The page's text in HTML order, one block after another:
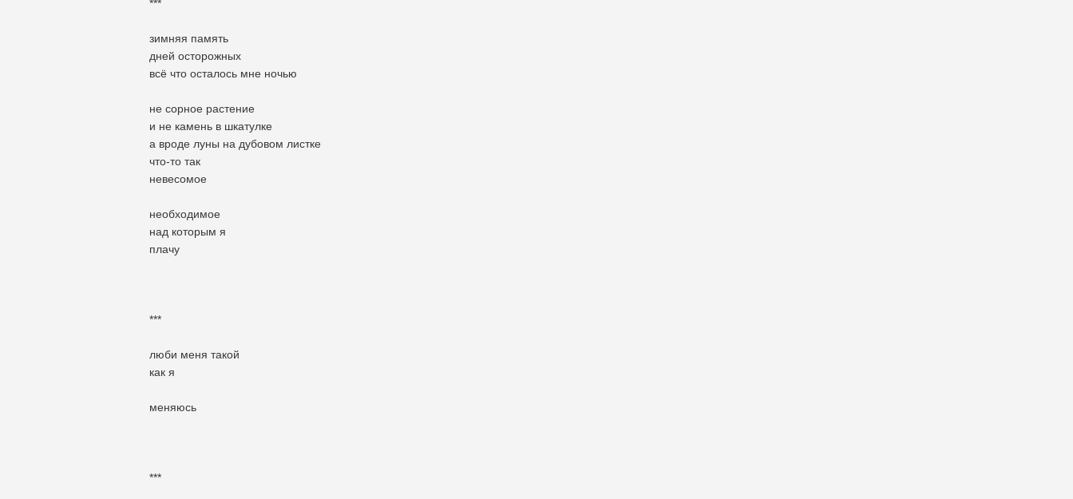
***
зимняя память
дней осторожных
всё что осталось мне ночью
не сорное растение
и не камень в шкатулке
а вроде луны на дубовом листке
что-то так
невесомое
необходимое
над которым я
плачу
***
люби меня такой
как я
меняюсь
***